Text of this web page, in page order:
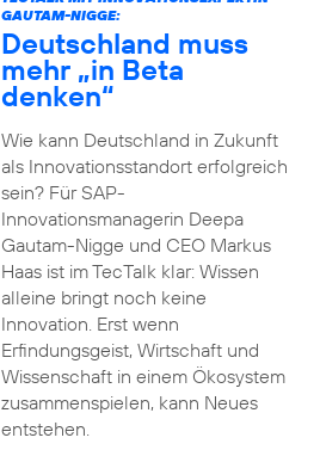
GAUTAM-NIGGE:
Deutschland muss
mehr „in Beta
denken“
Wie kann Deutschland in Zukunft
als Innovationsstandort erfolgreich
sein? Für SAP-
Innovationsmanagerin Deepa
Gautam-Nigge und CEO Markus
Haas ist im TecTalk klar: Wissen
alleine bringt noch keine
Innovation. Erst wenn
Erfindungsgeist, Wirtschaft und
Wissenschaft in einem Ökosystem
zusammenspielen, kann Neues
entstehen.